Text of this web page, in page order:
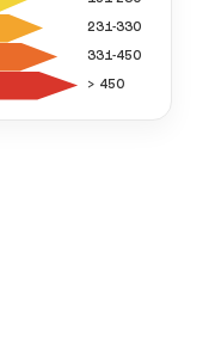
231-330
331-450
> 450